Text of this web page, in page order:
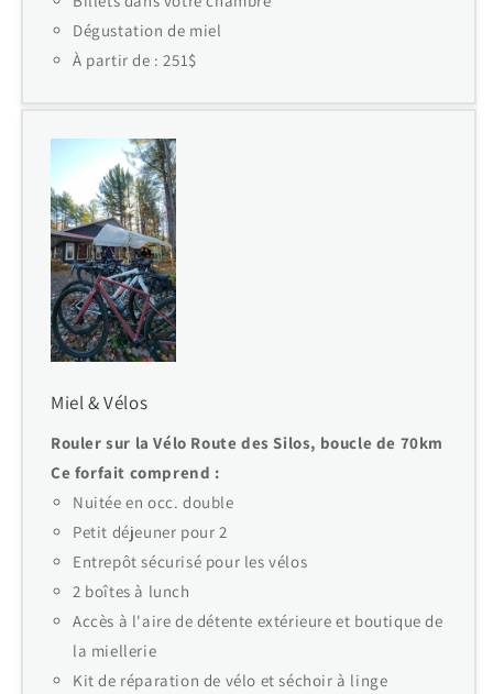
Dégustation de miel
À partir de : 251$
Miel & Vélos
Rouler sur la Vélo Route des Silos, boucle de 70km
Ce forfait comprend :
Nuitée en occ. double
Petit déjeuner pour 2
Entrepôt sécurisé pour les vélos
2 boîtes à lunch
Accès à l'aire de détente extérieure et boutique de
la miellerie
Kit de réparation de vélo et séchoir à linge